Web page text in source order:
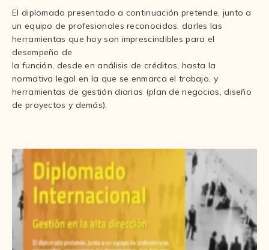
El diplomado presentado a continuación pretende, junto a
un equipo de profesionales reconocidos, darles las
herramientas que hoy son imprescindibles para el
desempeño de
la función, desde en análisis de créditos, hasta la
normativa legal en la que se enmarca el trabajo, y
herramientas de gestión diarias (plan de negocios, diseño
de proyectos y demás).